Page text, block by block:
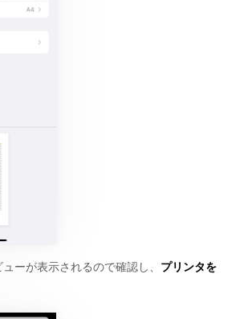
ーが表示されるので確認し、 プリンタを